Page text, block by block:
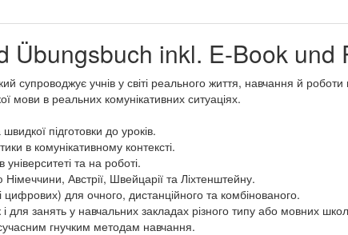
Übungsbuch inkl. E-Book und
супроводжує учнів у світі реального життя, навчання й
мови в реальних комунікативних ситуаціях.
швидкої підготовки до уроків.
в комунікативному контексті.
та на роботі.
Австрії, Швейцарії та Ліхтенштейну.
цифрових) для очного, дистанційного та комбінованого.
і для занять у навчальних закладах різного типу або мовних
гнучким методам навчання.